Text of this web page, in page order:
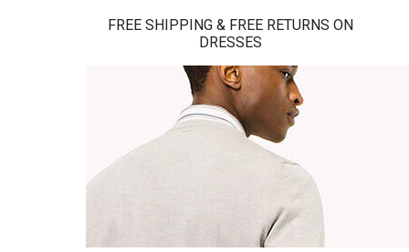
FREE SHIPPING & FREE RETURNS ON
DRESSES